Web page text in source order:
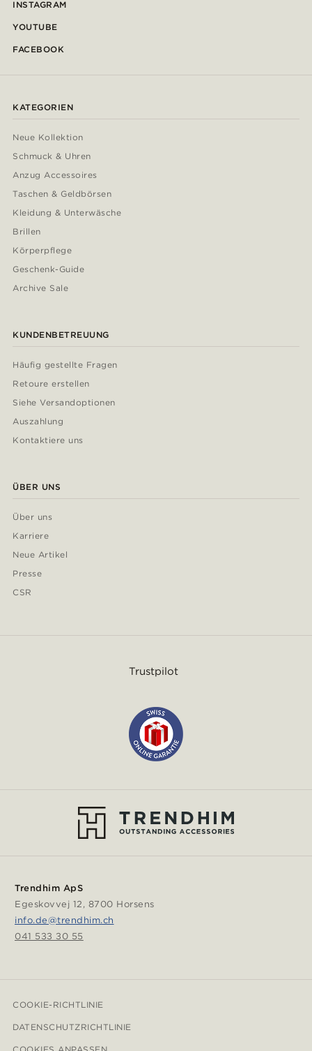
INSTAGRAM
YOUTUBE
FACEBOOK
KATEGORIEN
Neue Kollektion
Schmuck & Uhren
Anzug Accessoires
Taschen & Geldbörsen
Kleidung & Unterwäsche
Brillen
Körperpflege
Geschenk-Guide
Archive Sale
KUNDENBETREUUNG
Häufig gestellte Fragen
Retoure erstellen
Siehe Versandoptionen
Auszahlung
Kontaktiere uns
ÜBER UNS
Über uns
Karriere
Neue Artikel
Presse
CSR
Trustpilot
Trendhim ApS
Egeskovvej 12, 8700 Horsens
info.de@trendhim.ch
041 533 30 55
COOKIE-RICHTLINIE
DATENSCHUTZRICHTLINIE